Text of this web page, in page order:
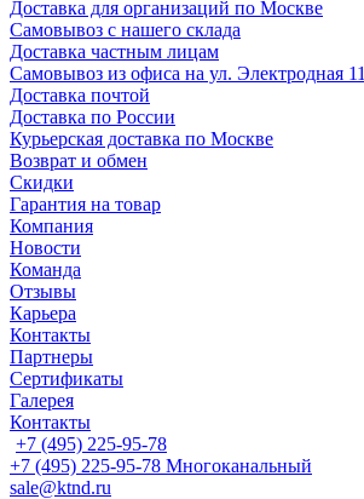
Доставка для организаций по Москве
Самовывоз с нашего склада
Доставка частным лицам
Самовывоз из офиса на ул. Электродная 11
Доставка почтой
Доставка по России
Курьерская доставка по Москве
Возврат и обмен
Скидки
Гарантия на товар
Компания
Новости
Команда
Отзывы
Карьера
Контакты
Партнеры
Сертификаты
Галерея
Контакты
+7 (495) 225-95-78
+7 (495) 225-95-78 Многоканальный
sale@ktnd.ru